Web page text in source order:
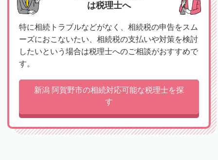
は税理士へ
特に相続トラブルなどがなく、相続税の申告をスム
ーズにおこないたい、相続税の支払いや対策を検討
したいという場合は税理士へのご相談がおすすめで
す。
新潟 阿賀野市の相続対応可能な税理士を探
す